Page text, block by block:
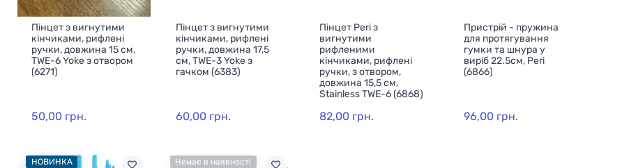
Пінцет з вигнутими
кінчиками, рифлені
ручки, довжина 15 см,
TWE-6 Yoke з отвором
(6271)
50,00 грн.
Пінцет з вигнутими
кінчиками, рифлені
ручки, довжина 17,5
см, TWE-3 Yoke з
гачком (6383)
60,00 грн.
Пінцет Peri з
вигнутими
рифленими
кінчиками, рифлені
ручки, з отвором,
довжина 15,5 см,
Stainless TWE-6 (6868)
82,00 грн.
Пристрій - пружина
для протягування
гумки та шнура у
виріб 22.5см, Peri
(6866)
96,00 грн.
НОВИНКА Немає в наявності